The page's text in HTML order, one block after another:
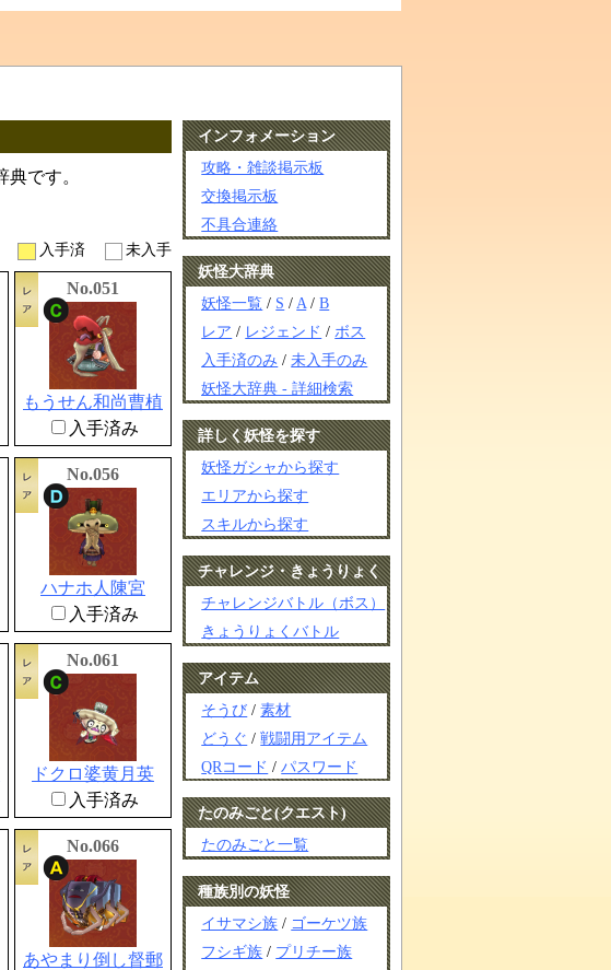
です。
入手済 未入手
No.051
もうせん和尚曹植
入手済み
No.056
ハナホ人陳宮
入手済み
No.061
ドクロ婆黄月英
入手済み
No.066
あやまり倒し督郵
インフォメーション
攻略・雑談掲示板
交換掲示板
不具合連絡
妖怪大辞典
妖怪一覧 / S / A /B
レア / レジェンド / ボス
入手済のみ /未入手のみ
妖怪大辞典 - 詳細検索
詳しく妖怪を探す
妖怪ガシャから探す
エリアから探す
スキルから探す
チャレンジ・きょうりょく
チャレンジバトル（ボス）
きょうりょくバトル
アイテム
そうび /素材
どうぐ /戦闘用アイテム
QRコード /パスワード
たのみごと(クエスト)
たのみごと一覧
種族別の妖怪
イサマシ族 / ゴーケツ族
フシギ族 / プリチー族